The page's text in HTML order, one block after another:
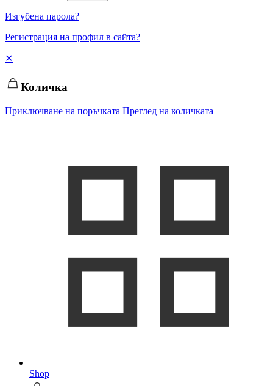
Изгубена парола?
Регистрация на профил в сайта?
✕
Количка
Приключване на поръчката Преглед на количката
Shop